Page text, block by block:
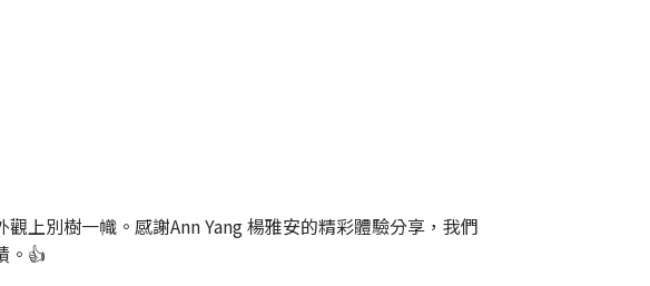
上別樹一幟。感謝Ann Yang 楊雅安的精彩體驗分享，我們
。👍